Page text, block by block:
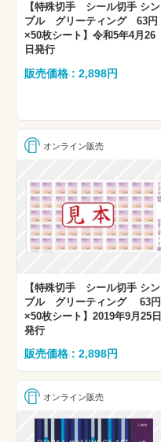
【特殊切手 シール切手 シン
プル グリーティング 63円
×50枚シート】令和5年4月26
日発行
販売価格 : 2,898円
オンライン販売
【特殊切手 シール切手 シン
プル グリーティング 63円
×50枚シート】2019年9月25日
発行
販売価格 : 2,898円
オンライン販売